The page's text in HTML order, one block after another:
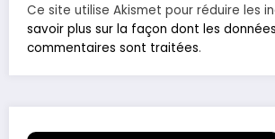
Ce site utilise Akismet pour réduire les
savoir plus sur la façon dont les
commentaires sont traitées.